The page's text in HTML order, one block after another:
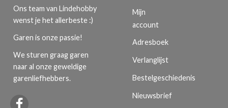
Ons team van Lindehobby
wenst je het allerbeste :)
Garen is onze passie!
We sturen graag garen
naar al onze geweldige
garenliefhebbers.
Mijn
account
Adresboek
Verlanglijst
Bestelgeschiedenis
Nieuwsbrief